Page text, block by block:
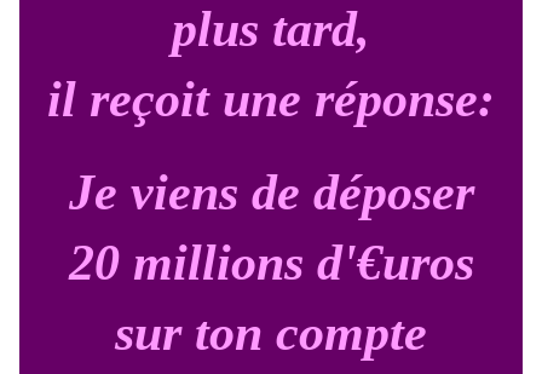
plus tard,
il reçoit une réponse:
Je viens de déposer
20 millions d'€uros
sur ton compte